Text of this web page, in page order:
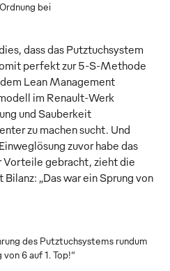
bei
dass das Putztuchsystem
perfekt zur 5-S-Methode
Lean Management
im Renault-Werk
und Sauberkeit
zu machen sucht. Und
zuvor habe das
gebracht, zieht die
„Das war ein Sprung von
des Putztuchsystems rundum
6 auf 1. Top!“